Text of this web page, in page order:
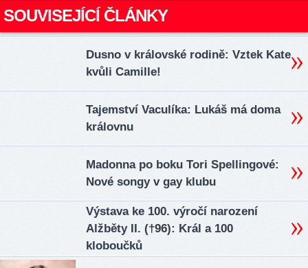
SOUVISEJÍCÍ ČLÁNKY
Dusno v královské rodině: Vztek Kate
kvůli Camille!
Tajemství Vaculíka: Lukáš má doma
královnu
Madonna po boku Tori Spellingové:
Nové songy v gay klubu
Výstava ke 100. výročí narození
Alžběty II. (†96): Král a 100
kloboučků